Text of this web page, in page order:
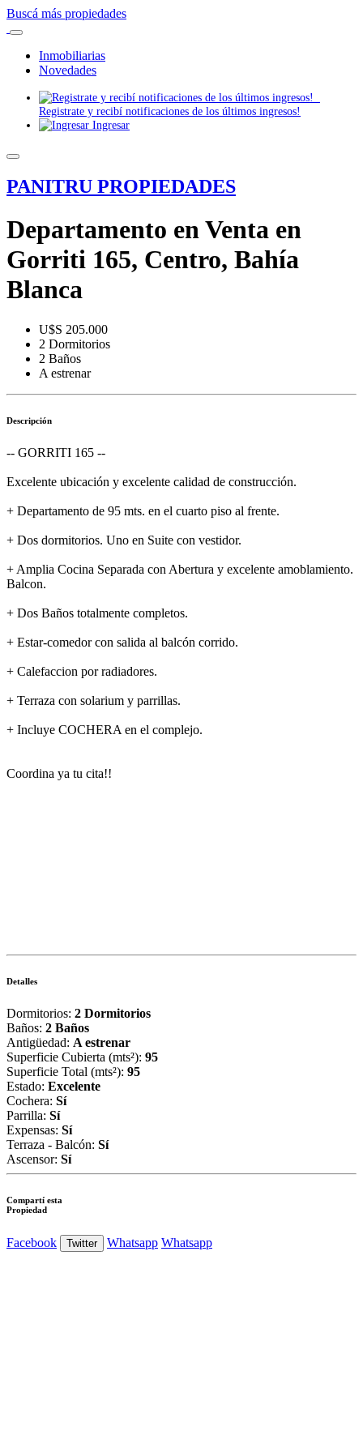
Buscá más propiedades
Inmobiliarias
Novedades
Registrate y recibí notificaciones de los últimos ingresos!
Ingresar
PANITRU PROPIEDADES
Departamento en Venta en
Gorriti 165, Centro, Bahía
Blanca
U$S 205.000
2 Dormitorios
2 Baños
A estrenar
Descripción
-- GORRITI 165 --
Excelente ubicación y excelente calidad de construcción.
+ Departamento de 95 mts. en el cuarto piso al frente.
+ Dos dormitorios. Uno en Suite con vestidor.
+ Amplia Cocina Separada con Abertura y excelente amoblamiento.
Balcon.
+ Dos Baños totalmente completos.
+ Estar-comedor con salida al balcón corrido.
+ Calefaccion por radiadores.
+ Terraza con solarium y parrillas.
+ Incluye COCHERA en el complejo.
Coordina ya tu cita!!
Detalles
Dormitorios: 2 Dormitorios
Baños: 2 Baños
Antigüedad: A estrenar
Superficie Cubierta (mts²): 95
Superficie Total (mts²): 95
Estado: Excelente
Cochera: Sí
Parrilla: Sí
Expensas: Sí
Terraza - Balcón: Sí
Ascensor: Sí
Compartí esta
Propiedad
Facebook Twitter Whatsapp Whatsapp